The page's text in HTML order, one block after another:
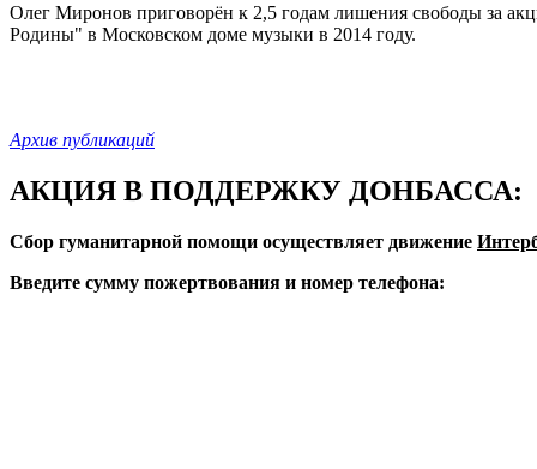
Олег Миронов приговорён к 2,5 годам лишения свободы за
Родины" в Московском доме музыки в 2014 году.
Архив публикаций
АКЦИЯ В ПОДДЕРЖКУ ДОНБАССА:
Сбор гуманитарной помощи осуществляет движение
Введите сумму пожертвования и номер телефона: